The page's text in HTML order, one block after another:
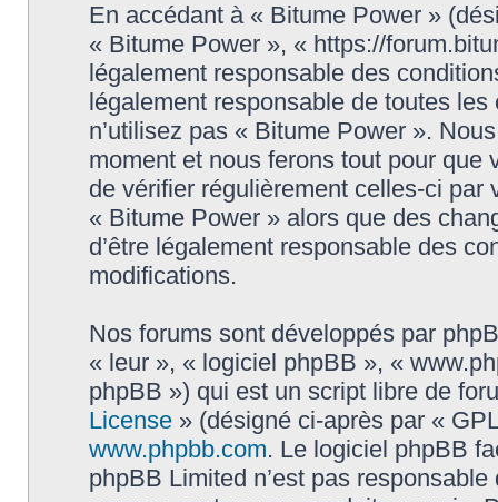
En accédant à « Bitume Power »
« Bitume Power », « https://
légalement responsable des
légalement responsable de toutes
n’utilisez pas « Bitume Power ».
moment et nous ferons tout pour que
de vérifier régulièrement celles-ci par
« Bitume Power » alors que des
d’être légalement responsable des
modifications.
Nos forums sont développés par
« leur », « logiciel phpBB », «
phpBB ») qui est un script libre de
License » (désigné ci-après par «
www.phpbb.com. Le logiciel phpBB
phpBB Limited n’est pas